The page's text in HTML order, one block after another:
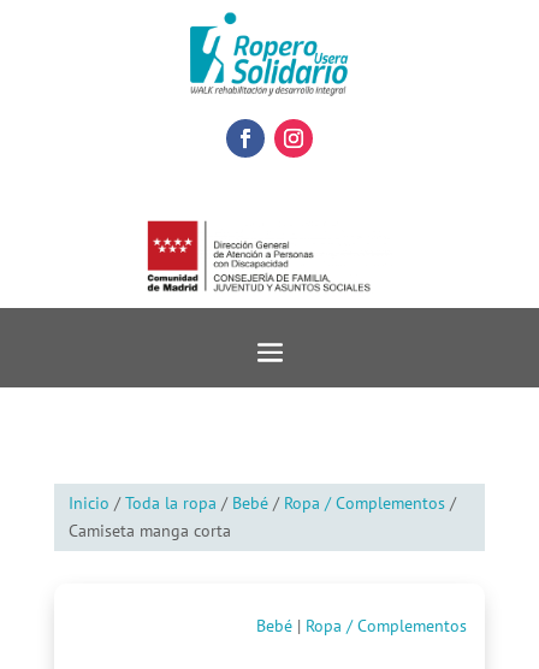
Inicio /Toda la ropa / Bebé/ Ropa / Complementos/
Camiseta manga corta
Bebé | Ropa / Complementos